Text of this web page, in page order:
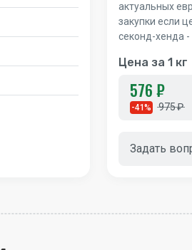
актуальных
закупки если
секонд-хенда
Цена за 1 кг
576 ₽
-41% 975 ₽
Задать